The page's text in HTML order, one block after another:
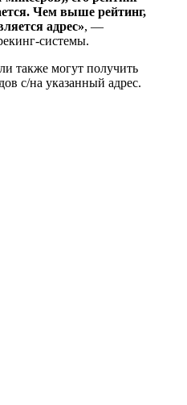
Чем выше рейтинг,
адрес», —
системы.
также могут получить
с/на указанный адрес.